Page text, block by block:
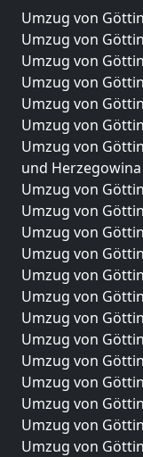
Umzug von
Umzug von
Umzug von
Umzug von
Umzug von
Umzug von
Umzug von
und Herzegowina
Umzug von
Umzug von
Umzug von
Umzug von
Umzug von
Umzug von
Umzug von
Umzug von
Umzug von
Umzug von
Umzug von
Umzug von
Umzug von